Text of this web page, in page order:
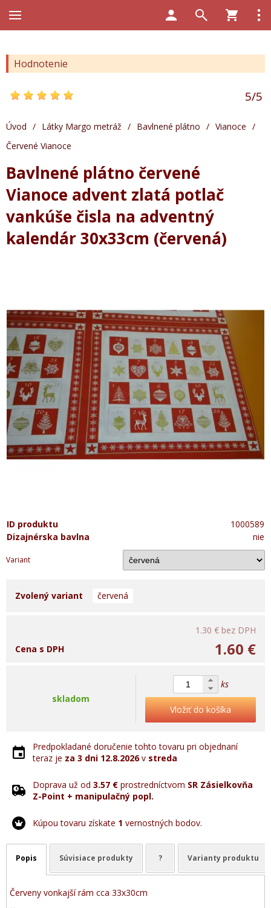
Hodnotenie
5/5
Úvod / Látky Margo metráž / Bavlnené plátno / Vianoce /
Červené Vianoce
Bavlnené plátno červené
Vianoce advent zlatá potlač
vankúše čisla na adventný
kalendár 30x33cm (červená)
ID produktu
1000589
Dizajnérska bavlna
nie
Variant
Zvolený variant červená
1.30 € bez DPH
1.60 €
Cena s DPH
skladom
ks
Vložiť do košíka
Predpokladané doručenie tohto tovaru pri objednaní
teraz je za 3 dni 12.8.2026v streda
Doprava už od 3.57 € prostredníctvom SR Zásielkovňa
Z-Point + manipulačný popl.
Kúpou tovaru získate 1 vernostných bodov.
Popis Súvisiace produkty ? Varianty produktu
Červeny vonkajší rám cca 33x30cm